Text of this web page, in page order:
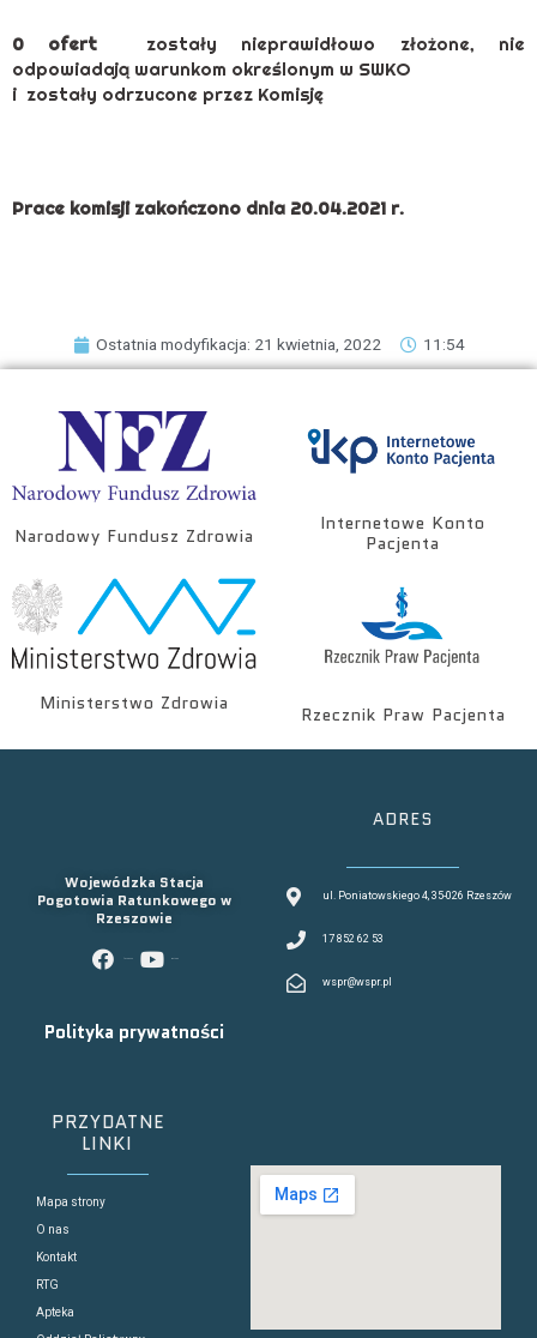
0 ofert
zostały nieprawidłowo złożone, nie
odpowiadają warunkom określonym w SWKO
i zostały odrzucone przez Komisję
Prace komisji zakończono dnia 20.04.2021 r.
Ostatnia modyfikacja: 21 kwietnia, 2022 11:54
Narodowy Fundusz Zdrowia
Internetowe Konto
Pacjenta
Ministerstwo Zdrowia
Rzecznik Praw Pacjenta
Wojewódzka Stacja
Pogotowia Ratunkowego w
Rzeszowie
Polityka prywatności
ADRES
ul. Poniatowskiego 4, 35-026 Rzeszów
17 852 62 53
wspr@wspr.pl
PRZYDATNE
LINKI
Mapa strony
O nas
Kontakt
RTG
Apteka